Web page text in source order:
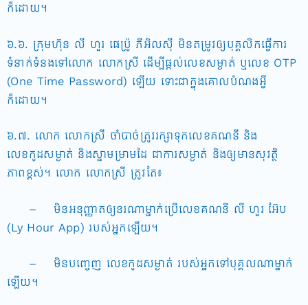
ក៏ដោយ។
៦.៦. ក្រុមហ៊ុន លី ហួរ ផេប្រ៉ូ ភីអិលស៊ី មិនតម្រូវឲ្យបុគ្គលិកធ្វើការ
ទំនាក់ទំនងទៅលោក លោកស្រី ដើម្បីផ្តល់លេខសម្ងាត់ ឬលេខ OTP
(One Time Password) ឡើយ ទោះជាក្នុងគោលបំណងអ្វី
ក៏ដោយ។
៦.៧. លោក លោកស្រី ចាំបាច់ត្រូវរក្សាទុកលេខគណនី និង
លេខកូដសម្ងាត់ និងស្នាមម្រាមដៃ ជាការសម្ងាត់ និងឲ្យមានសុវត្ថិ
ភាពខ្ពស់។ លោក លោកស្រី ត្រូវតែ៖
– មិនអនុញ្ញាតឲ្យនរណាម្នាក់ប្រើលេខគណនី លី ហួរ អ៊ែប
(Ly Hour App) របស់អ្នកឡើយ។
– មិនបញ្ចេញ លេខកូដសម្ងាត់ របស់អ្នកទៅបុគ្គលណាម្នាក់
ឡើយ។